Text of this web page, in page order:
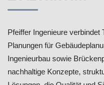
Pfeiffer Ingenieure
Planungen für
Ingenieurbau sowie
nachhaltige Konzepte,